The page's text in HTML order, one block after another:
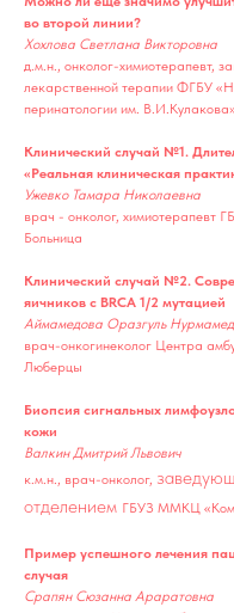
во второй линии?
Хохлова Светлана Викторовна
д.м.н., онколог-химиотерапевт,
лекарственной терапии ФГБУ
перинатологии им.
Клинический случай №1.
«Реальная клиническая
Ужевко Тамара Николаевна
врач - онколог,
Больница
Клинический случай №2.
яичников с BRCA 1/2 мутацией
Аймамедова Оразгуль
врач-онкогинеколог Центра
Люберцы
Биопсия сигнальных
кожи
Валкин Дмитрий Львович
к.м.н., врач-онколог,
отделением ГБУЗ ММКЦ
Пример успешного лечения
случая
Срапян Сюзанна Араратовна